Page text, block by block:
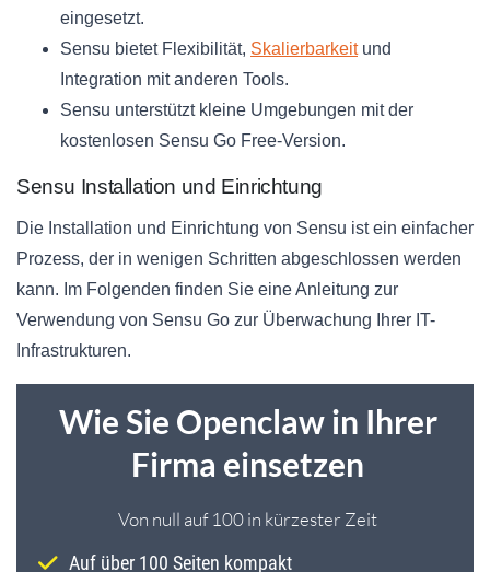
eingesetzt.
Sensu bietet Flexibilität, Skalierbarkeitund
Integration mit anderen Tools.
Sensu unterstützt kleine Umgebungen mit der
kostenlosen Sensu Go Free-Version.
Sensu Installation und Einrichtung
Die Installation und Einrichtung von Sensu ist ein einfacher
Prozess, der in wenigen Schritten abgeschlossen werden
kann. Im Folgenden finden Sie eine Anleitung zur
Verwendung von Sensu Go zur Überwachung Ihrer IT-
Infrastrukturen.